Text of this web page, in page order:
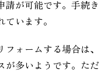
請が可能です。手続き
います。
ォームする場合は、
が多いようです。ただ